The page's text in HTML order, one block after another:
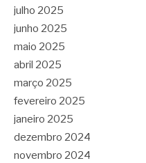
julho 2025
junho 2025
maio 2025
abril 2025
março 2025
fevereiro 2025
janeiro 2025
dezembro 2024
novembro 2024